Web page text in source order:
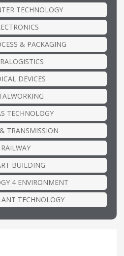
TECHNOLOGY
& PACKAGING
DEVICES
TECHNOLOGY
TRANSMISSION
RAILWAY
BUILDING
4 ENVIRONMENT
TECHNOLOGY